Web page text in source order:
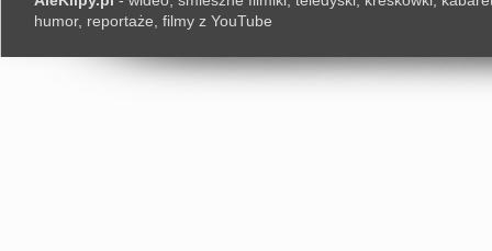
humor, reportaże, filmy z YouTube